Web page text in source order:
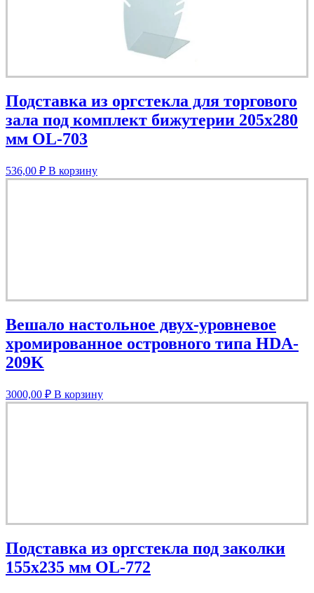
Подставка из оргстекла для торгового
зала под комплект бижутерии 205х280
мм OL-703
536,00 ₽ В корзину
Вешало настольное двух-уровневое
хромированное островного типа HDA-
209K
3000,00 ₽ В корзину
Подставка из оргстекла под заколки
155х235 мм OL-772